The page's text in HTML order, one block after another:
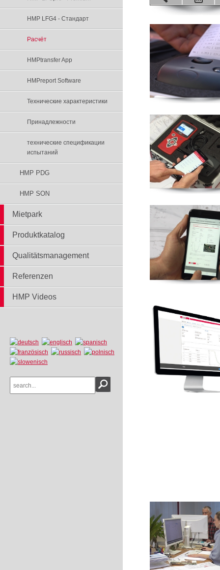
HMP LFG4 - Стандарт
Расчёт
HMPtransfer App
HMPreport Software
Технические характеристики
Принадлежности
технические спецификации
испытаний
HMP PDG
HMP SON
Mietpark
Produktkatalog
Qualitätsmanagement
Referenzen
HMP Videos